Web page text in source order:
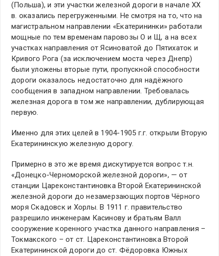
(Польша), и эти участки железной дороги в начале ХХ
в. оказались перегруженными. Не смотря на то, что на
магистральном направлении «Екатерининки» работали
мощные по тем временам паровозы О и Щ, а на всех
участках направления от Ясиноватой до Пятихаток и
Кривого Рога (за исключением моста через Днепр)
были уложены вторые пути, пропускной способности
дороги оказалось недостаточно для надёжного
сообщения в западном направлении. Требовалась
железная дорога в том же направлении, дублирующая
первую.
Именно для этих целей в 1904-1905 г.г. открыли Вторую
Екатерининскую железную дорогу.
Примерно в это же время дискутируется вопрос т.н.
«Донецко-Черноморской железной дороги», — от
станции Цареконстантиновка Второй Екатерининской
железной дороги до незамерзающих портов Чёрного
моря Скадовск и Хорлы. В 1911 г. правительство
разрешило инженерам Касинову и братьям Валл
сооружение коренного участка данного направления –
Токмакского – от ст. Цареконстантиновка Второй
Екатерининской дороги до ст. Фёдоровка Южных